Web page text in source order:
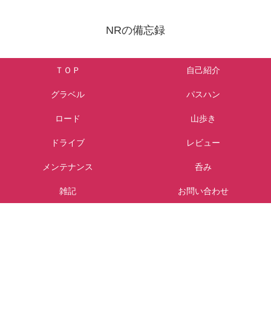
NRの備忘録
ＴＯＰ 自己紹介
グラベル パスハン
ロード 山歩き
ドライブ レビュー
メンテナンス 呑み
雑記 お問い合わせ